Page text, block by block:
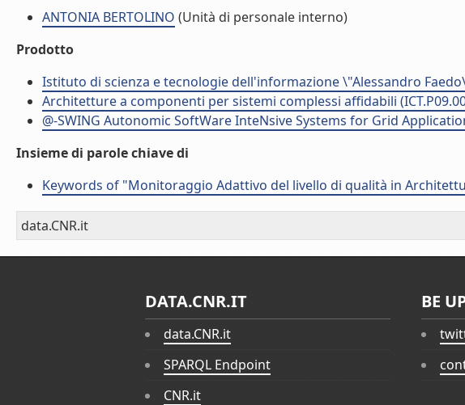
ANTONIA BERTOLINO (Unità di personale interno)
Prodotto
Istituto di scienza e tecnologie dell'informazione \"Alessandro
Architetture a componenti per sistemi complessi affidabili
@-SWING Autonomic SoftWare InteNsive Systems for Grid
Insieme di parole chiave di
Keywords of "Monitoraggio Adattivo del livello di qualità in
data.CNR.it
DATA.CNR.IT
data.CNR.it
SPARQL Endpoint
CNR.it
BE